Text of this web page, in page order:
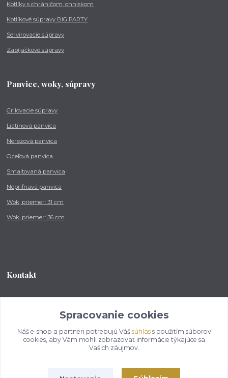
Kotlíky s chráničom, ohniskom
Kotlíkové súpravy BIG PARTY
Servírovacie súpravy
Zabíjačkové súpravy
Panvice, woky, súpravy
Grilovacie súpravy
Liatinová panvica
Nerezová panvica
Oceľová panvica
Smaltovaná panvica
Nepriľnavá panvica
Wok, priemer: 31 cm
Wok, priemer: 36 cm
Kontakt
od 8:00 - do 16:00 hod
info@kotlikovesupravy.sk
Spracovanie cookies
Náš e-shop a partneri potrebujú Váš súhlass použitím súborov
cookies, aby Vám mohli zobrazovať informácie týkajúce sa
Vašich záujmov.